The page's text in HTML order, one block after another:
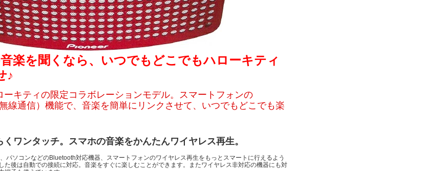
楽を聞くなら、いつでもどこでもハローキティ
♪
ーキティの限定コラボレーションモデル。スマートフォンの
線通信）機能で、音楽を簡単にリンクさせて、いつでもどこでも楽
くワンタッチ。スマホの音楽をかんたんワイヤレス再生。
パソコンなどのBluetooth対応機器、スマートフォンのワイヤレス再生をもっとスマートに行えるよう
た後は自動での接続に対応。音楽をすぐに楽しむことができます。またワイヤレス非対応の機器にも対